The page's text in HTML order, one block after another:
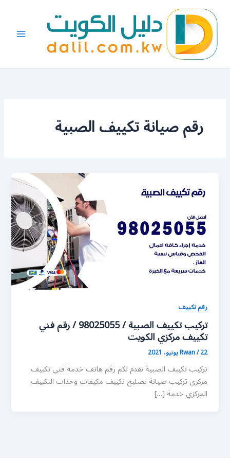
المحتوى
رقم صيانة تكييف الصبية
رقم تكييف
تركيب تكييف الصبية / 98025055 / رقم فني
تكييف مركزي الكويت
Rwan/22 يونيو، 2021
تركيب تكييف الصبية نقدم لكم رقم هاتف خدمة فني تكييف
مركزي تركيب صيانة تصليح تكييف مكيفات وحدات التكييف
المركزي خدمة […]